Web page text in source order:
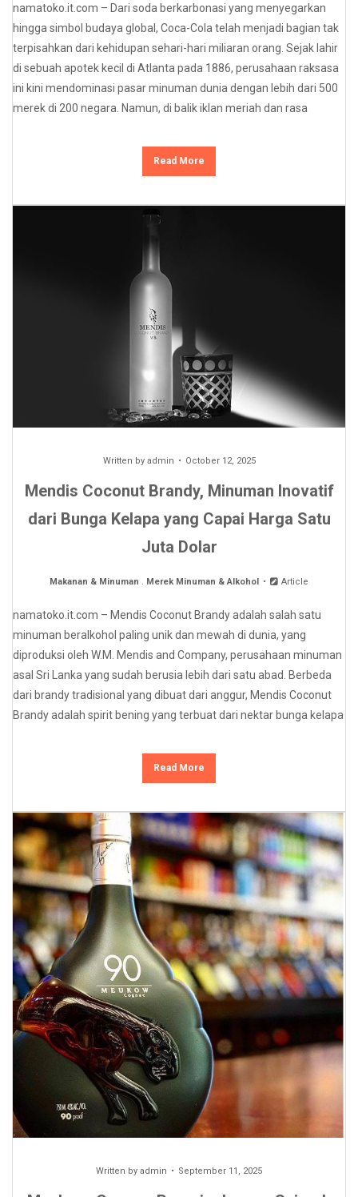
namatoko.it.com – Dari soda berkarbonasi yang menyegarkan
hingga simbol budaya global, Coca-Cola telah menjadi bagian tak
terpisahkan dari kehidupan sehari-hari miliaran orang. Sejak lahir
di sebuah apotek kecil di Atlanta pada 1886, perusahaan raksasa
ini kini mendominasi pasar minuman dunia dengan lebih dari 500
merek di 200 negara. Namun, di balik iklan meriah dan rasa
Read More
Written by admin October 12, 2025
Mendis Coconut Brandy, Minuman Inovatif
dari Bunga Kelapa yang Capai Harga Satu
Juta Dolar
Makanan & Minuman . Merek Minuman & Alkohol Article
namatoko.it.com – Mendis Coconut Brandy adalah salah satu
minuman beralkohol paling unik dan mewah di dunia, yang
diproduksi oleh W.M. Mendis and Company, perusahaan minuman
asal Sri Lanka yang sudah berusia lebih dari satu abad. Berbeda
dari brandy tradisional yang dibuat dari anggur, Mendis Coconut
Brandy adalah spirit bening yang terbuat dari nektar bunga kelapa
Read More
Written by admin September 11, 2025